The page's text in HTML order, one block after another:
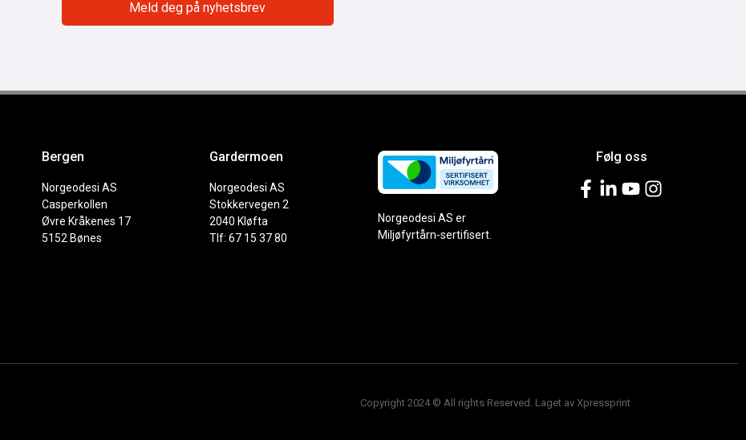
Bergen
Norgeodesi AS
Casperkollen
Øvre Kråkenes 17
5152 Bønes
Gardermoen
Norgeodesi AS
Stokkervegen 2
2040 Kløfta
Tlf: 67 15 37 80
Norgeodesi AS er
Miljøfyrtårn-sertifisert.
Følg oss
Copyright 2024 © All rights Reserved. Laget av Xpressprint